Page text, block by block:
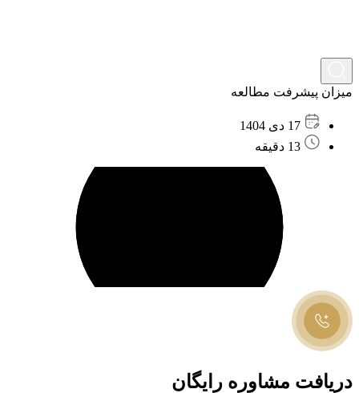
میزان پیشرفت مطالعه
17 دی 1404
13 دقیقه
دریافت مشاوره رایگان